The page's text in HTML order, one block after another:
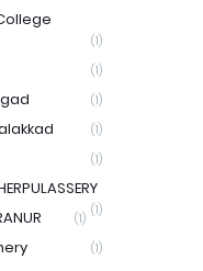
(1)
(1)
(1)
(1)
(1)
(1)
(1)
(1)